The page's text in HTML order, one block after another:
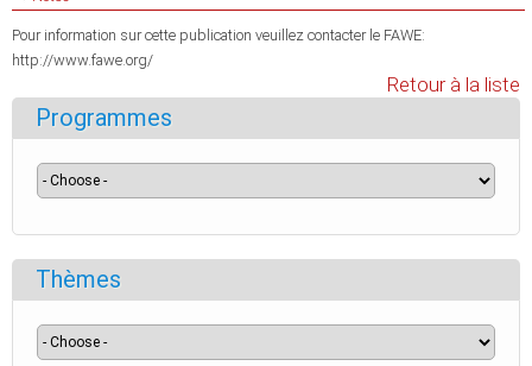
Pour information sur cette publication veuillez contacter le FAWE:
http://www.fawe.org/
Retour à la liste
Programmes
Thèmes